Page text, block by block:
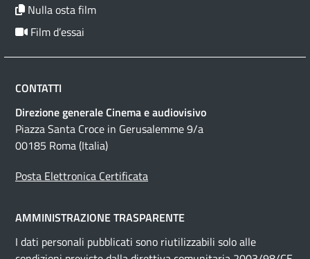
Nulla osta film
Film d’essai
CONTATTI
Direzione generale Cinema e audiovisivo
Piazza Santa Croce in Gerusalemme 9/a
00185 Roma (Italia)
Posta Elettronica Certificata
AMMINISTRAZIONE TRASPARENTE
I dati personali pubblicati sono riutilizzabili solo alle